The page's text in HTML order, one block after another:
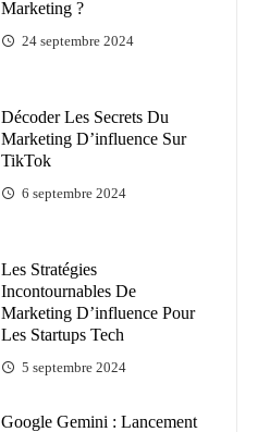
Marketing ?
24 septembre 2024
Décoder Les Secrets Du
Marketing D’influence Sur
TikTok
6 septembre 2024
Les Stratégies
Incontournables De
Marketing D’influence Pour
Les Startups Tech
5 septembre 2024
Google Gemini : Lancement